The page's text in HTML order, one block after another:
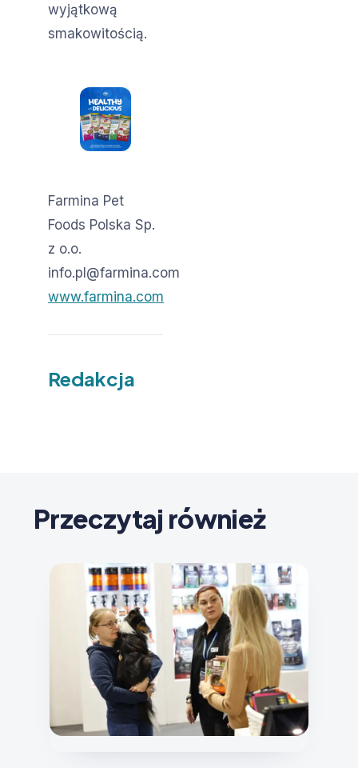
wyjątkową
smakowitością.
Farmina Pet
Foods Polska Sp.
z o.o.
info.pl@farmina.com
www.farmina.com
Redakcja
Przeczytaj również